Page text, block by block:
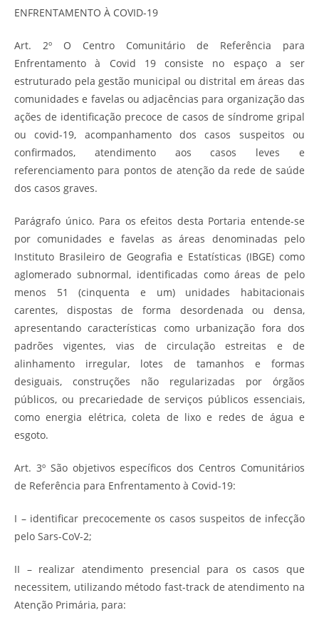
ENFRENTAMENTO À COVID-19
Art. 2º O Centro Comunitário de Referência para
Enfrentamento à Covid 19 consiste no espaço a ser
estruturado pela gestão municipal ou distrital em áreas das
comunidades e favelas ou adjacências para organização das
ações de identificação precoce de casos de síndrome gripal
ou covid-19, acompanhamento dos casos suspeitos ou
confirmados, atendimento aos casos leves e
referenciamento para pontos de atenção da rede de saúde
dos casos graves.
Parágrafo único. Para os efeitos desta Portaria entende-se
por comunidades e favelas as áreas denominadas pelo
Instituto Brasileiro de Geografia e Estatísticas (IBGE) como
aglomerado subnormal, identificadas como áreas de pelo
menos 51 (cinquenta e um) unidades habitacionais
carentes, dispostas de forma desordenada ou densa,
apresentando características como urbanização fora dos
padrões vigentes, vias de circulação estreitas e de
alinhamento irregular, lotes de tamanhos e formas
desiguais, construções não regularizadas por órgãos
públicos, ou precariedade de serviços públicos essenciais,
como energia elétrica, coleta de lixo e redes de água e
esgoto.
Art. 3º São objetivos específicos dos Centros Comunitários
de Referência para Enfrentamento à Covid-19:
I – identificar precocemente os casos suspeitos de infecção
pelo Sars-CoV-2;
II – realizar atendimento presencial para os casos que
necessitem, utilizando método fast-track de atendimento na
Atenção Primária, para: